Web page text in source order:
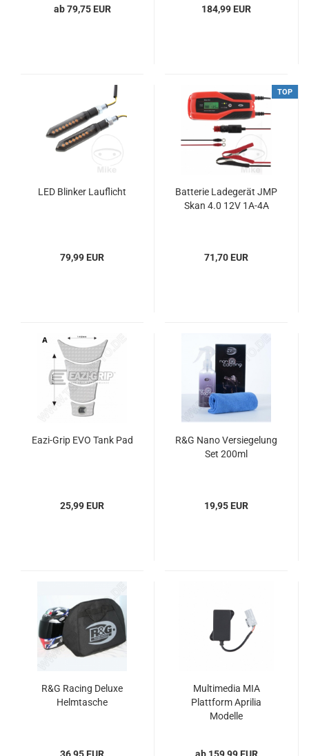
ab 79,75 EUR 184,99 EUR
LED Blinker Lauflicht
79,99 EUR
TOP
Batterie Ladegerät JMP
Skan 4.0 12V 1A-4A
71,70 EUR
Eazi-Grip EVO Tank Pad
25,99 EUR
R&G Nano Versiegelung
Set 200ml
19,95 EUR
R&G Racing Deluxe
Helmtasche
Multimedia MIA
Plattform Aprilia
Modelle